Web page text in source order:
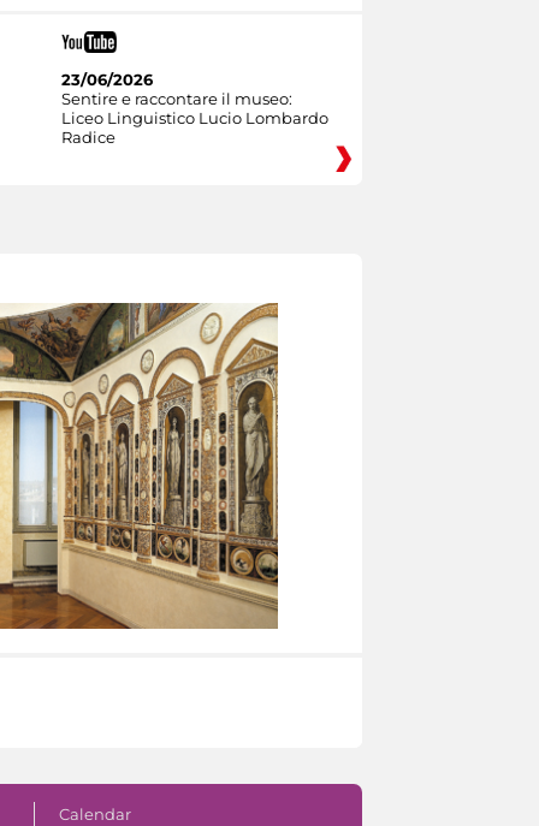
23/06/2026
Sentire e raccontare il museo:
Liceo Linguistico Lucio Lombardo
Radice
Calendar